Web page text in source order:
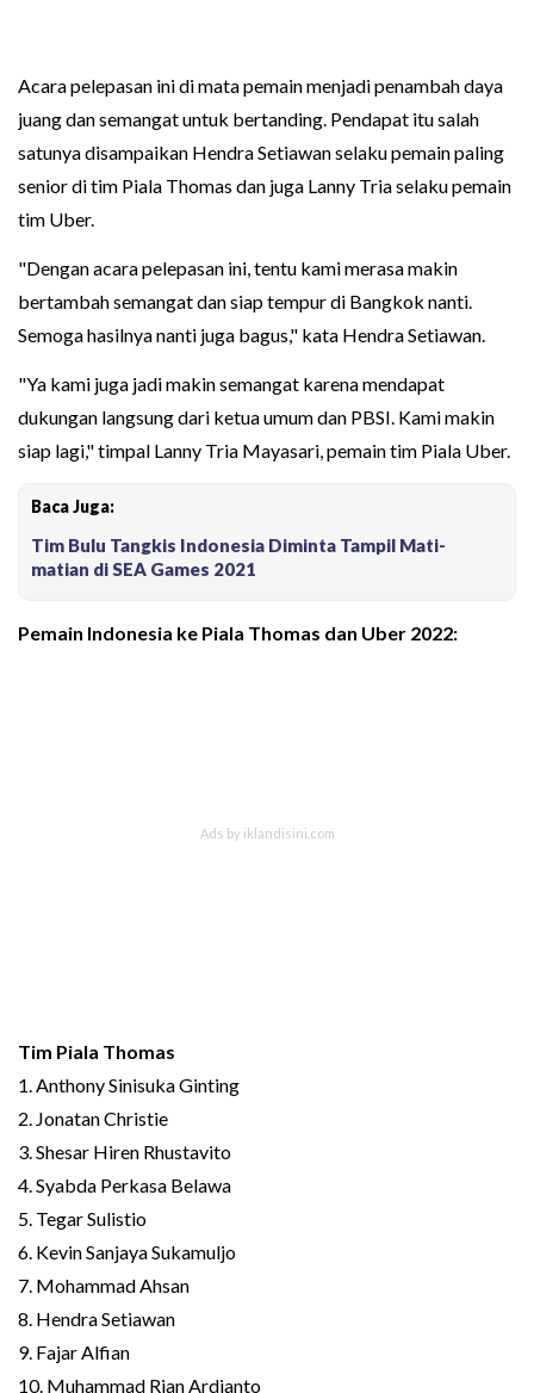
Acara pelepasan ini di mata pemain menjadi penambah daya
juang dan semangat untuk bertanding. Pendapat itu salah
satunya disampaikan Hendra Setiawan selaku pemain paling
senior di tim Piala Thomas dan juga Lanny Tria selaku pemain
tim Uber.
"Dengan acara pelepasan ini, tentu kami merasa makin
bertambah semangat dan siap tempur di Bangkok nanti.
Semoga hasilnya nanti juga bagus," kata Hendra Setiawan.
"Ya kami juga jadi makin semangat karena mendapat
dukungan langsung dari ketua umum dan PBSI. Kami makin
siap lagi," timpal Lanny Tria Mayasari, pemain tim Piala Uber.
Baca Juga:
Tim Bulu Tangkis Indonesia Diminta Tampil Mati-
matian di SEA Games 2021
Pemain Indonesia ke Piala Thomas dan Uber 2022:
Tim Piala Thomas
1. Anthony Sinisuka Ginting
2. Jonatan Christie
3. Shesar Hiren Rhustavito
4. Syabda Perkasa Belawa
5. Tegar Sulistio
6. Kevin Sanjaya Sukamuljo
7. Mohammad Ahsan
8. Hendra Setiawan
9. Fajar Alfian
10. Muhammad Rian Ardianto